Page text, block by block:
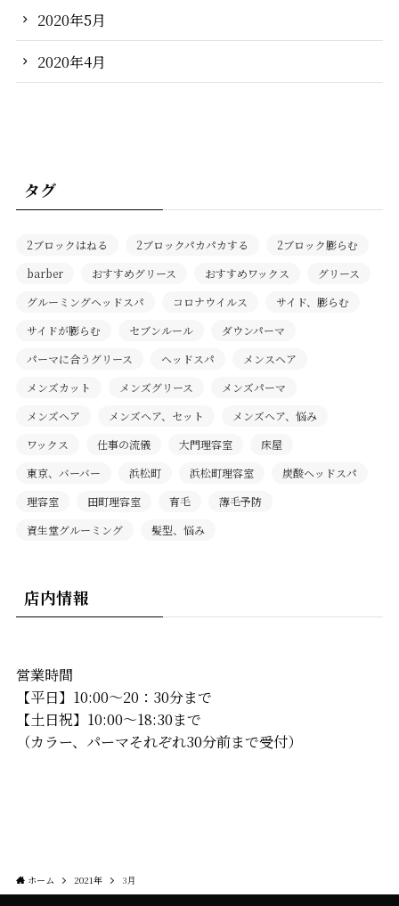
2020年5月
2020年4月
タグ
2ブロックはねる 2ブロックパカパカする
2ブロック膨らむ
barber
おすすめグリース おすすめワックス
グリース
グルーミングヘッドスパ
コロナウイルス
サイド、膨らむ
サイドが膨らむ
セブンルール
ダウンパーマ
パーマに合うグリース
ヘッドスパ
メンスヘア
メンズカット
メンズグリース
メンズパーマ
メンズヘア
メンズヘア、セット
メンズヘア、悩み
ワックス
仕事の流儀 大門理容室
床屋
東京、バーバー
浜松町 浜松町理容室
炭酸ヘッドスパ
理容室
田町理容室 育毛
薄毛予防
資生堂グルーミング
髪型、悩み
店内情報
営業時間
【平日】10:00〜20：30分まで
【土日祝】10:00〜18:30まで
（カラー、パーマそれぞれ30分前まで受付）
ホーム 2021年 3月